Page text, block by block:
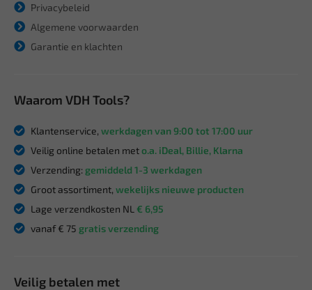
Privacybeleid
Algemene voorwaarden
Garantie en klachten
Waarom VDH Tools?
Klantenservice, werkdagen van 9:00 tot 17:00 uur
Veilig online betalen meto.a. iDeal, Billie, Klarna
Verzending: gemiddeld 1-3 werkdagen
Groot assortiment, wekelijks nieuwe producten
Lage verzendkosten NL € 6,95
vanaf € 75 gratis verzending
Veilig betalen met